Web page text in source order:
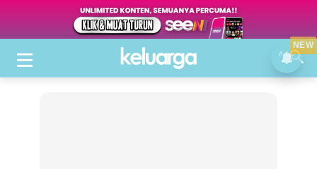
NEW